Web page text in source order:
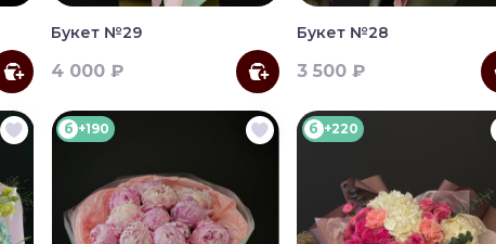
Букет №29
4 000 ₽
Букет №28
3 500 ₽
б +190 б +220